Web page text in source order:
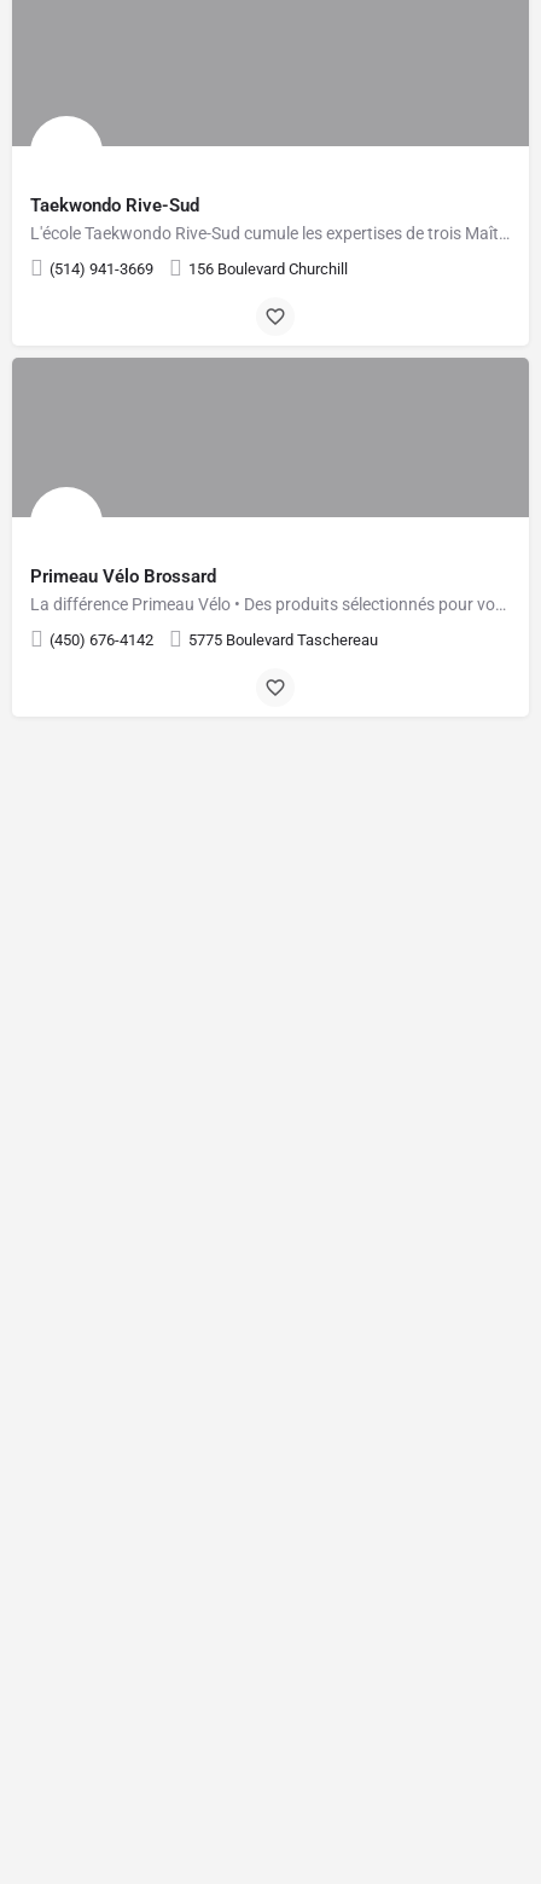
Taekwondo Rive-Sud
L'école Taekwondo Rive-Sud cumule les expertises de trois Maîtres: Jean Marchand 8e dan, Luc St-Pierre, 5e…
(514) 941-3669 156 Boulevard Churchill
Primeau Vélo Brossard
La différence Primeau Vélo • Des produits sélectionnés pour vous • Des experts à votre écoute • Des…
(450) 676-4142 5775 Boulevard Taschereau